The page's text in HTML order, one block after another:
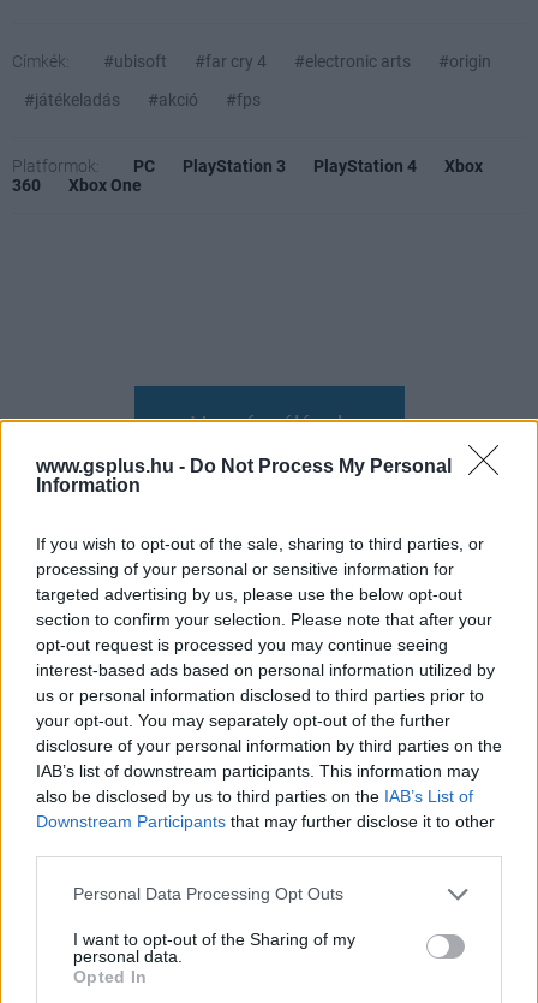
www.gsplus.hu - Do Not Process My Personal
Information
If you wish to opt-out of the sale, sharing to third parties, or
processing of your personal or sensitive information for
targeted advertising by us, please use the below opt-out
section to confirm your selection. Please note that after your
opt-out request is processed you may continue seeing
interest-based ads based on personal information utilized by
us or personal information disclosed to third parties prior to
your opt-out. You may separately opt-out of the further
disclosure of your personal information by third parties on the
IAB’s list of downstream participants. This information may
also be disclosed by us to third parties on the IAB’s List of
Downstream Participants that may further disclose it to other
Please note that this website/app uses one or more Google
not limited to your visit or usage behaviour. You may click to
grant or deny consent to Google and its third-party tags to
use your data for below specified purposes in below Google
Personal Data Processing Opt Outs
I want to opt-out of the Sharing of my
personal data.
Opted In
Címkék: #ubisoft #far cry 4 #electronic arts
#origin
#játékeladás
#akció #fps
Platformok: PC PlayStation 3 PlayStation 4
Xbox
360
Xbox One
Hozzászólások
American Truck Simulator -
ilyen az alfa (videó)
szada|2015 január 29. 08:01
Egy órányi gameplay videót mutattak a készítők
az Euro Truck Simulator 2 szellemi örökösének
alfájából.
22.17%
Simulator sorozatokat jegyző SCS Software hamarosan
újfent kamionsofőrökké változtat minket, csakhogy az